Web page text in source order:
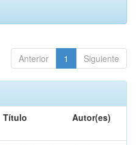
Anterior 1 Siguiente
Título Autor(es)